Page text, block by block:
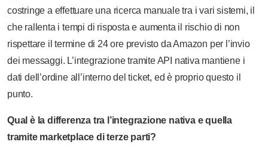
costringe a effettuare una ricerca manuale tra i vari sistemi, il
che rallenta i tempi di risposta e aumenta il rischio di non
rispettare il termine di 24 ore previsto da Amazon per l’invio
dei messaggi. L’integrazione tramite API nativa mantiene i
dati dell’ordine all’interno del ticket, ed è proprio questo il
punto.
Qual è la differenza tra l’integrazione nativa e quella
tramite marketplace di terze parti?